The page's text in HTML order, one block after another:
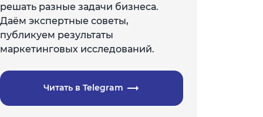
решать разные задачи бизнеса.
Даём экспертные советы,
публикуем результаты
маркетинговых исследований.
Читать в Telegram